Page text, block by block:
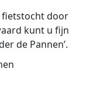
fietstocht door
kunt u fijn
de Pannen’.